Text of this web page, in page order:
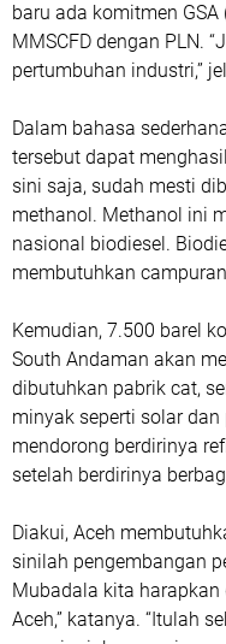
baru ada komitmen GSA
MMSCFD dengan PLN.
pertumbuhan industri,”
Dalam bahasa
tersebut dapat
sini saja, sudah mesti
methanol. Methanol ini
nasional biodiesel.
membutuhkan
Kemudian, 7.500 barel
South Andaman akan
dibutuhkan pabrik cat,
minyak seperti solar
mendorong berdirinya
setelah berdirinya
Diakui, Aceh
sinilah pengembangan
Mubadala kita harapkan
Aceh,” katanya. “Itulah